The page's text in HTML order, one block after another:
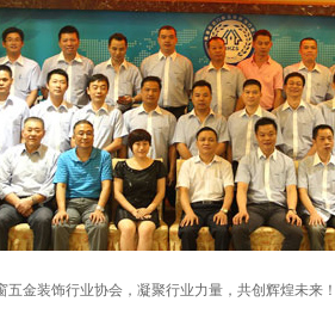
金装饰行业协会，凝聚行业力量，共创辉煌未来！